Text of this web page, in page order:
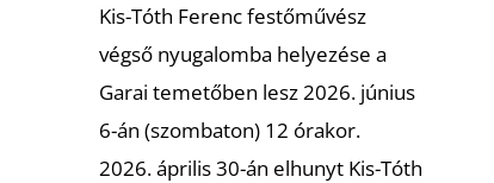
Kis-Tóth Ferenc festőművész
végső nyugalomba helyezése a
Garai temetőben lesz 2026. június
6-án (szombaton) 12 órakor.
2026. április 30-án elhunyt Kis-Tóth